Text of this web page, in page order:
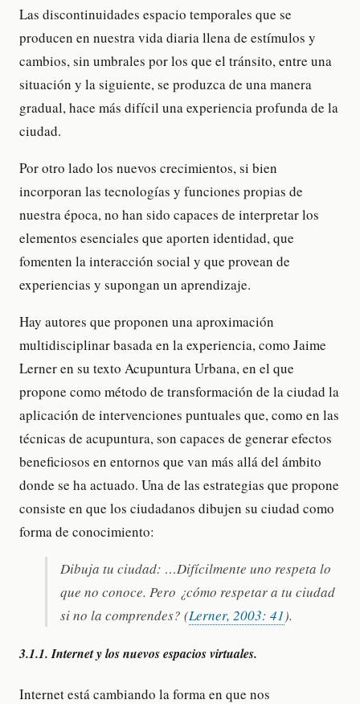
Las discontinuidades espacio temporales que se
producen en nuestra vida diaria llena de estímulos y
cambios, sin umbrales por los que el tránsito, entre una
situación y la siguiente, se produzca de una manera
gradual, hace más difícil una experiencia profunda de la
ciudad.
Por otro lado los nuevos crecimientos, si bien
incorporan las tecnologías y funciones propias de
nuestra época, no han sido capaces de interpretar los
elementos esenciales que aporten identidad, que
fomenten la interacción social y que provean de
experiencias y supongan un aprendizaje.
Hay autores que proponen una aproximación
multidisciplinar basada en la experiencia, como Jaime
Lerner en su texto Acupuntura Urbana, en el que
propone como método de transformación de la ciudad la
aplicación de intervenciones puntuales que, como en las
técnicas de acupuntura, son capaces de generar efectos
beneficiosos en entornos que van más allá del ámbito
donde se ha actuado. Una de las estrategias que propone
consiste en que los ciudadanos dibujen su ciudad como
forma de conocimiento:
Dibuja tu ciudad: …Difícilmente uno respeta lo
que no conoce. Pero ¿cómo respetar a tu ciudad
si no la comprendes? (Lerner, 2003: 41).
3.1.1. Internet y los nuevos espacios virtuales.
Internet está cambiando la forma en que nos